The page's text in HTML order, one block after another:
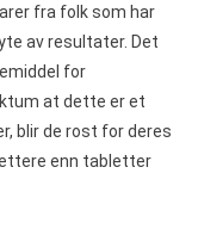
fra folk som har
av resultater. Det
for
at dette er et
blir de rost for deres
enn tabletter